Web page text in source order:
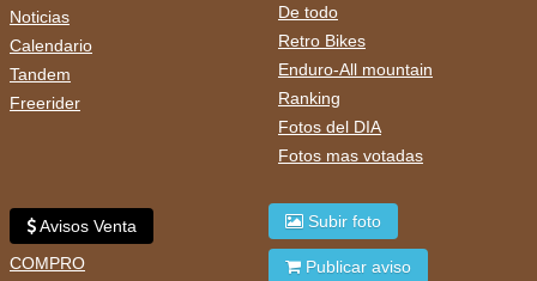
Noticias
Calendario
Tandem
Freerider
De todo
Retro Bikes
Enduro-All mountain
Ranking
Fotos del DIA
Fotos mas votadas
Avisos Venta
COMPRO
Subir foto
Publicar aviso